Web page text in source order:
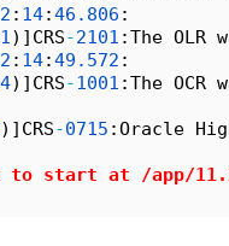
: 14:46. 806 :
)]CRS-2101 :The OLR
: 14:49. 572 :
)]CRS-1001 :The OCR
)]CRS-0715 :Oracle
to start at /app/11.